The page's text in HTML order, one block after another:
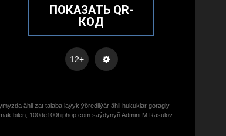
ПОКАЗАТЬ QR-
КОД
12+
ähli zat talaba laýyk ýöredilýär ähli hukuklar goragly
bilen, 100de100hiphop.com saýdynyñ Admini M.Rasulov -